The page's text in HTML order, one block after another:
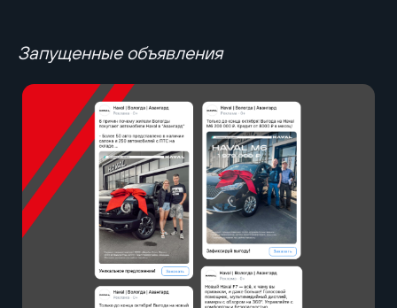
Запущенные объявления